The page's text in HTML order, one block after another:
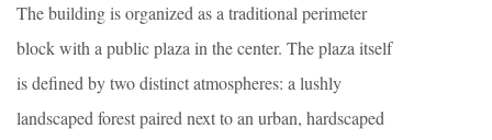
The building is organized as a traditional perimeter
block with a public plaza in the center. The plaza itself
is defined by two distinct atmospheres: a lushly
landscaped forest paired next to an urban, hardscaped